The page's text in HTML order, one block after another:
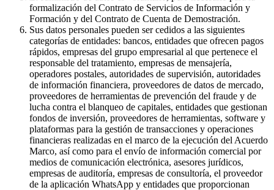
formalización del Contrato de Servicios de Información y
Formación y del Contrato de Cuenta de Demostración.
Sus datos personales pueden ser cedidos a las siguientes
categorías de entidades: bancos, entidades que ofrecen pagos
rápidos, empresas del grupo empresarial al que pertenece el
responsable del tratamiento, empresas de mensajería,
operadores postales, autoridades de supervisión, autoridades
de información financiera, proveedores de datos de mercado,
proveedores de herramientas de prevención del fraude y de
lucha contra el blanqueo de capitales, entidades que gestionan
fondos de inversión, proveedores de herramientas, software y
plataformas para la gestión de transacciones y operaciones
financieras realizadas en el marco de la ejecución del Acuerdo
Marco, así como para el envío de información comercial por
medios de comunicación electrónica, asesores jurídicos,
empresas de auditoría, empresas de consultoría, el proveedor
de la aplicación WhatsApp y entidades que proporcionan